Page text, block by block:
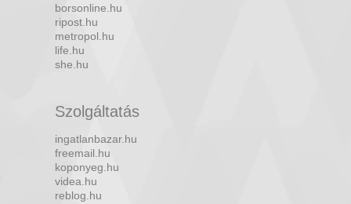
borsonline.hu
ripost.hu
metropol.hu
life.hu
she.hu
Szolgáltatás
ingatlanbazar.hu
freemail.hu
koponyeg.hu
videa.hu
reblog.hu